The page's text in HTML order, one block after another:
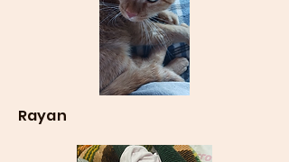
Rayan